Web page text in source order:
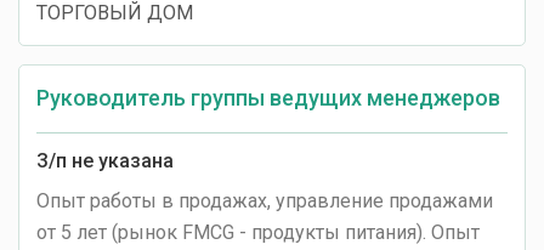
ТОРГОВЫЙ ДОМ
Руководитель группы ведущих менеджеров
З/п не указана
Опыт работы в продажах, управление продажами
от 5 лет (рынок FMCG - продукты питания). Опыт